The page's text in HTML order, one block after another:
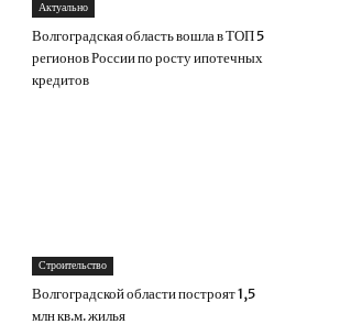
Актуально
Волгоградская область вошла в ТОП 5
регионов России по росту ипотечных
кредитов
Строительство
Волгоградской области построят 1,5
млн кв.м. жилья